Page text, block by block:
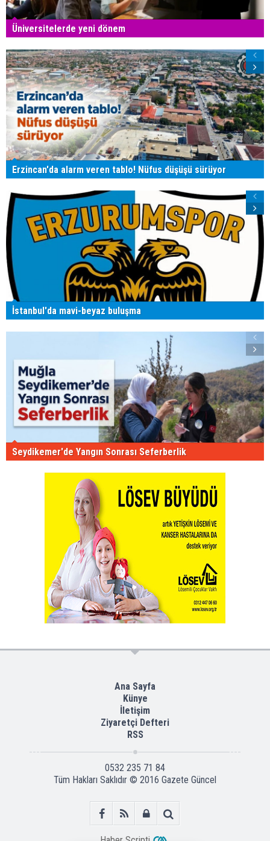
Üniversitelerde yeni dönem
Erzincan'da alarm veren tablo! Nüfus düşüşü sürüyor
İstanbul'da mavi-beyaz buluşma
Seydikemer'de Yangın Sonrası Seferberlik
Ana Sayfa
Künye
İletişim
Ziyaretçi Defteri
RSS
0532 235 71 84
Tüm Hakları Saklıdır © 2016 Gazete Güncel